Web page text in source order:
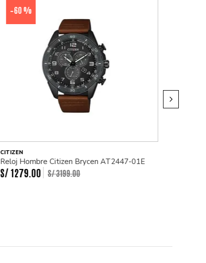
-60 %
CITIZEN
Reloj Hombre Citizen Brycen AT2447-01E
S/1279.00 S/3199.00